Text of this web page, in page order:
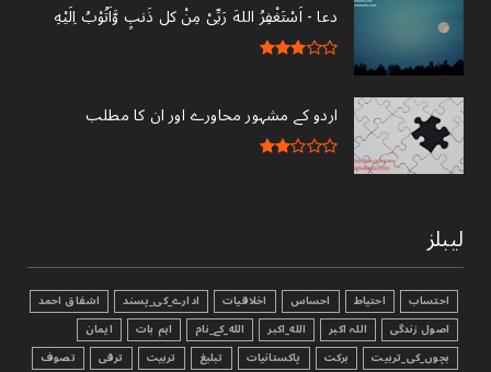
دعا - ‎اَسْتَغْفِرُ اللهَ رَبِّىْ مِنْ کل ذَنبٍ وَّاَتُوْبُ اِلَيْهِ
اردو کے مشہور محاورے اور ان کا مطلب
لیبلز
احتساب احتیاط احساس اخلاقیات ادارے_کی_پسند
اشفاق احمد
اصول زندگی
اللہ اکبر الله_اکبر الله_کے_نام اہم بات
ایمان
بچوں_کی_تربیت
برکت پاکستانیات تبليغ تربیت ترقی تصوف